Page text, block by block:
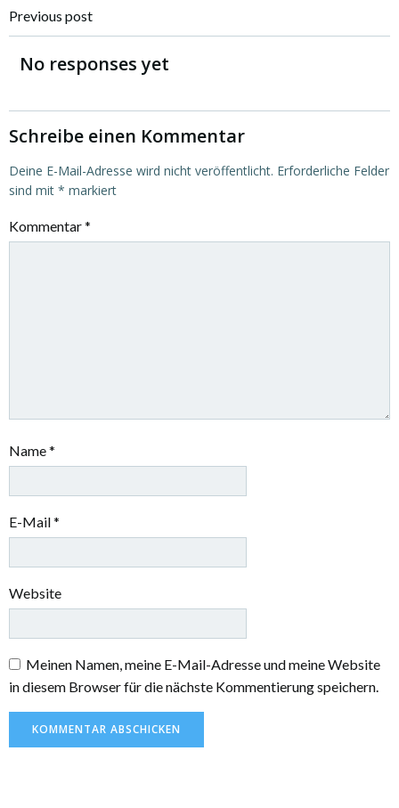
Post
navigation
Previous post
No responses yet
Schreibe einen Kommentar
Deine E-Mail-Adresse wird nicht veröffentlicht. Erforderliche Felder
sind mit * markiert
Kommentar*
Name*
E-Mail*
Website
Meinen Namen, meine E-Mail-Adresse und meine Website
in diesem Browser für die nächste Kommentierung speichern.